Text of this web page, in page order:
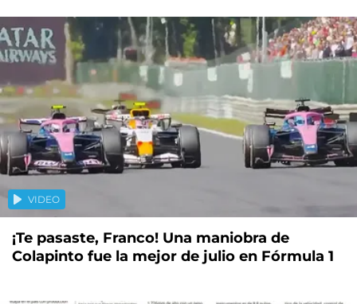
VIDEO
¡Te pasaste, Franco! Una maniobra de
Colapinto fue la mejor de julio en Fórmula 1